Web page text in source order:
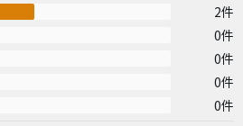
2件
0件
0件
0件
0件